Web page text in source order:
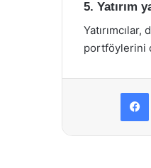
5. Yatırım
portföylerini